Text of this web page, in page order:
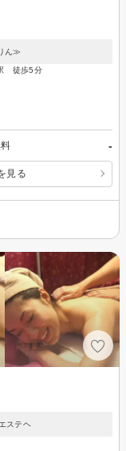
ん≫
駅 徒歩5分
料 -
見る
ステヘ